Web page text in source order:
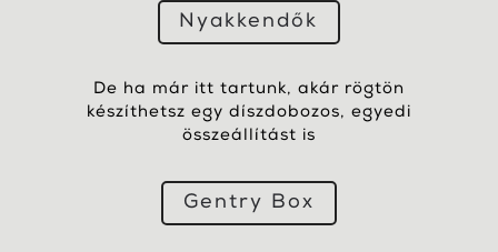
Nyakkendők
De ha már itt tartunk, akár rögtön
készíthetsz egy díszdobozos, egyedi
összeállítást is
Gentry Box